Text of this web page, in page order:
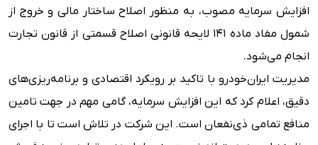
افزایش سرمایه مصوب، به منظور اصلاح ساختار مالی و خروج از
شمول مفاد ماده ۱۴۱ لایحه قانونی اصلاح قسمتی از قانون تجارت
انجام می‌شود.
مدیریت ایران‌خودرو با تاکید بر رویکرد اقتصادی و برنامه‌ریزی‌های
دقیق، اعلام کرد که این افزایش سرمایه، گامی مهم در جهت تامین
منافع تمامی ذی‌نفعان است. این شرکت در تلاش است تا با اجرای